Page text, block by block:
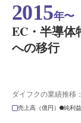
2015年〜
EC・半導体
への移行
ダイフクの業績推移
売上高（億円）
純利